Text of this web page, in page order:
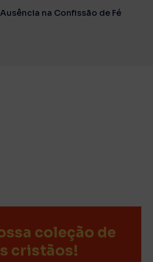
na Confissão de Fé
coleção de
cristãos!